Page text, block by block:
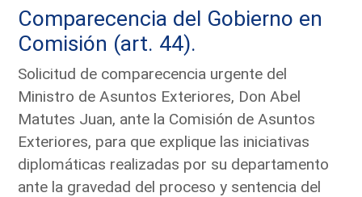
Comparecencia del Gobierno en
Comisión (art. 44).
Solicitud de comparecencia urgente del
Ministro de Asuntos Exteriores, Don Abel
Matutes Juan, ante la Comisión de Asuntos
Exteriores, para que explique las iniciativas
diplomáticas realizadas por su departamento
ante la gravedad del proceso y sentencia del